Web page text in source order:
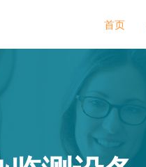
首页